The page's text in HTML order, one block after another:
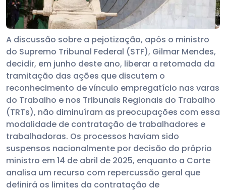
A discussão sobre a pejotização, após o ministro
do Supremo Tribunal Federal (STF), Gilmar Mendes,
decidir, em junho deste ano, liberar a retomada da
tramitação das ações que discutem o
reconhecimento de vínculo empregatício nas varas
do Trabalho e nos Tribunais Regionais do Trabalho
(TRTs), não diminuíram as preocupações com essa
modalidade de contratação de trabalhadores e
trabalhadoras. Os processos haviam sido
suspensos nacionalmente por decisão do próprio
ministro em 14 de abril de 2025, enquanto a Corte
analisa um recurso com repercussão geral que
definirá os limites da contratação de